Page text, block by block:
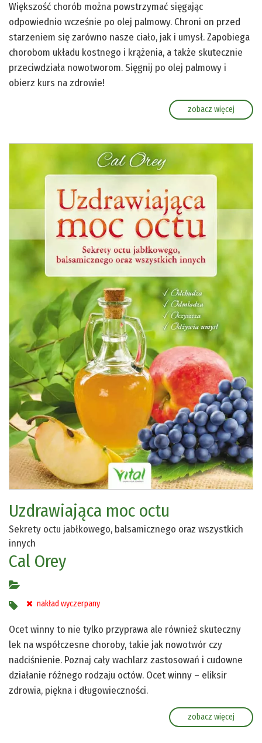
Większość chorób można powstrzymać sięgając
odpowiednio wcześnie po olej palmowy. Chroni on przed
starzeniem się zarówno nasze ciało, jak i umysł. Zapobiega
chorobom układu kostnego i krążenia, a także skutecznie
przeciwdziała nowotworom. Sięgnij po olej palmowy i
obierz kurs na zdrowie!
zobacz więcej
Uzdrawiająca moc octu
Sekrety octu jabłkowego, balsamicznego oraz wszystkich
innych
Cal Orey
nakład wyczerpany
Ocet winny to nie tylko przyprawa ale również skuteczny
lek na współczesne choroby, takie jak nowotwór czy
nadciśnienie. Poznaj cały wachlarz zastosowań i cudowne
działanie różnego rodzaju octów. Ocet winny – eliksir
zdrowia, piękna i długowieczności.
zobacz więcej